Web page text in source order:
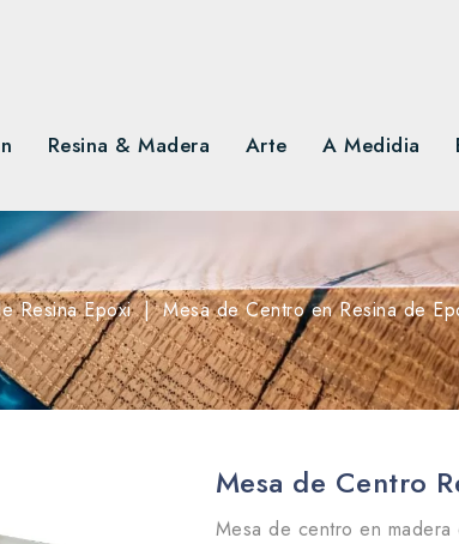
Resina & Madera Arte A Medidia
Resina Epoxi Mesa de Centro en Resina de
Mesa de Centro
Mesa de centro en